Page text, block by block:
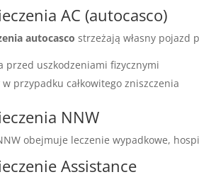
AC (autocasco)
autocasco strzeżają własny pojazd
przed uszkodzeniami fizycznymi
w przypadku całkowitego zniszczenia
NNW
obejmuje leczenie wypadkowe,
Assistance